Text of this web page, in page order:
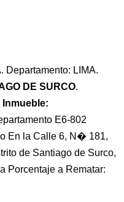
Departamento: LIMA.
DE SURCO.
Inmueble:
E6-802
En la Calle 6, N� 181,
de Santiago de Surco,
Porcentaje a Rematar: